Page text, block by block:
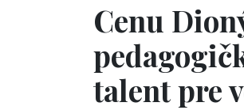
Cenu
talent pre